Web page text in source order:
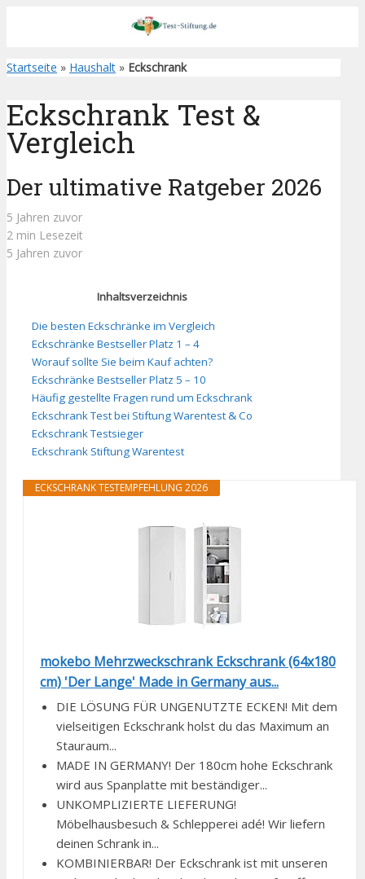
Startseite » Haushalt » Eckschrank
Eckschrank Test &
Vergleich
Der ultimative Ratgeber 2026
5 Jahren zuvor
2 min Lesezeit
5 Jahren zuvor
Inhaltsverzeichnis
Die besten Eckschränke im Vergleich
Eckschränke Bestseller Platz 1 – 4
Worauf sollte Sie beim Kauf achten?
Eckschränke Bestseller Platz 5 – 10
Häufig gestellte Fragen rund um Eckschrank
Eckschrank Test bei Stiftung Warentest & Co
Eckschrank Testsieger
Eckschrank Stiftung Warentest
ECKSCHRANK TESTEMPFEHLUNG 2026
mokebo Mehrzweckschrank Eckschrank (64x180
cm) 'Der Lange' Made in Germany aus...
DIE LÖSUNG FÜR UNGENUTZTE ECKEN! Mit dem
vielseitigen Eckschrank holst du das Maximum an
Stauraum...
MADE IN GERMANY! Der 180cm hohe Eckschrank
wird aus Spanplatte mit beständiger...
UNKOMPLIZIERTE LIEFERUNG!
Möbelhausbesuch & Schlepperei adé! Wir liefern
deinen Schrank in...
KOMBINIERBAR! Der Eckschrank ist mit unseren